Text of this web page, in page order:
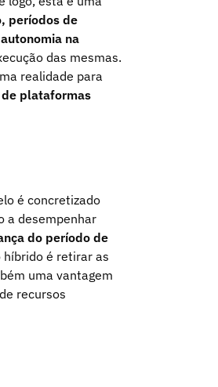
períodos de
na
das mesmas.
realidade para
de plataformas
é concretizado
a desempenhar
do período de
híbrido é retirar as
uma vantagem
recursos